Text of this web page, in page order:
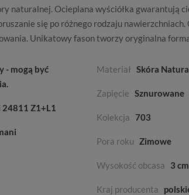
naturalnej. Ocieplana wyściółka gwarantują
się po różnego rodzaju
Unikatowy fason tworzy oryginalna
- mogą być
Z1+L1
Materiał Skóra
Zapięcie Sznurowane
Kolekcja 703
Pora roku Zimowe
Wysokość obcasa 3 cm
Kraj producenta